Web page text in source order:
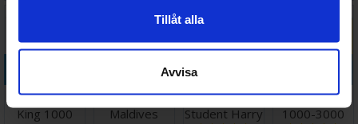
Tillåt alla
Avvisa
Disney Lion
King 1000
A Dive in the
Maldives
Magical
Student Harry
Pusselmatta
1000-3000